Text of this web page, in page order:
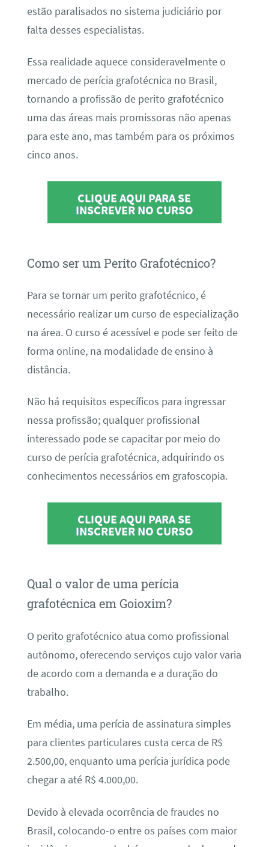
estão paralisados no sistema judiciário por
falta desses especialistas.
Essa realidade aquece consideravelmente o
mercado de perícia grafotécnica no Brasil,
tornando a profissão de perito grafotécnico
uma das áreas mais promissoras não apenas
para este ano, mas também para os próximos
cinco anos.
CLIQUE AQUI PARA SE
INSCREVER NO CURSO
Como ser um Perito Grafotécnico?
Para se tornar um perito grafotécnico, é
necessário realizar um curso de especialização
na área. O curso é acessível e pode ser feito de
forma online, na modalidade de ensino à
distância.
Não há requisitos específicos para ingressar
nessa profissão; qualquer profissional
interessado pode se capacitar por meio do
curso de perícia grafotécnica, adquirindo os
conhecimentos necessários em grafoscopia.
CLIQUE AQUI PARA SE
INSCREVER NO CURSO
Qual o valor de uma perícia
grafotécnica em Goioxim?
O perito grafotécnico atua como profissional
autônomo, oferecendo serviços cujo valor varia
de acordo com a demanda e a duração do
trabalho.
Em média, uma perícia de assinatura simples
para clientes particulares custa cerca de R$
2.500,00, enquanto uma perícia jurídica pode
chegar a até R$ 4.000,00.
Devido à elevada ocorrência de fraudes no
Brasil, colocando-o entre os países com maior